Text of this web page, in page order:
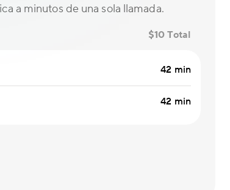
a minutos de una sola llamada.
$10 Total
42 min
42 min